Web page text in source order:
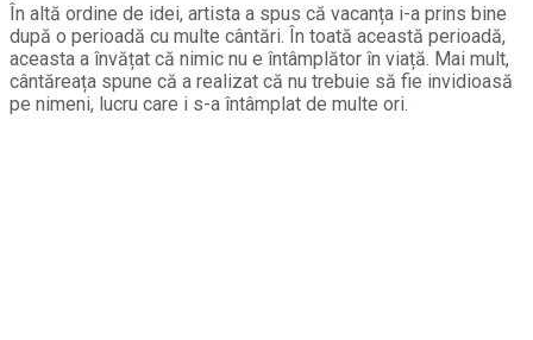
În altă ordine de idei, artista a spus că vacanța i-a prins bine
după o perioadă cu multe cântări. În toată această perioadă,
aceasta a învățat că nimic nu e întâmplător în viață. Mai mult,
cântăreața spune că a realizat că nu trebuie să fie invidioasă
pe nimeni, lucru care i s-a întâmplat de multe ori.